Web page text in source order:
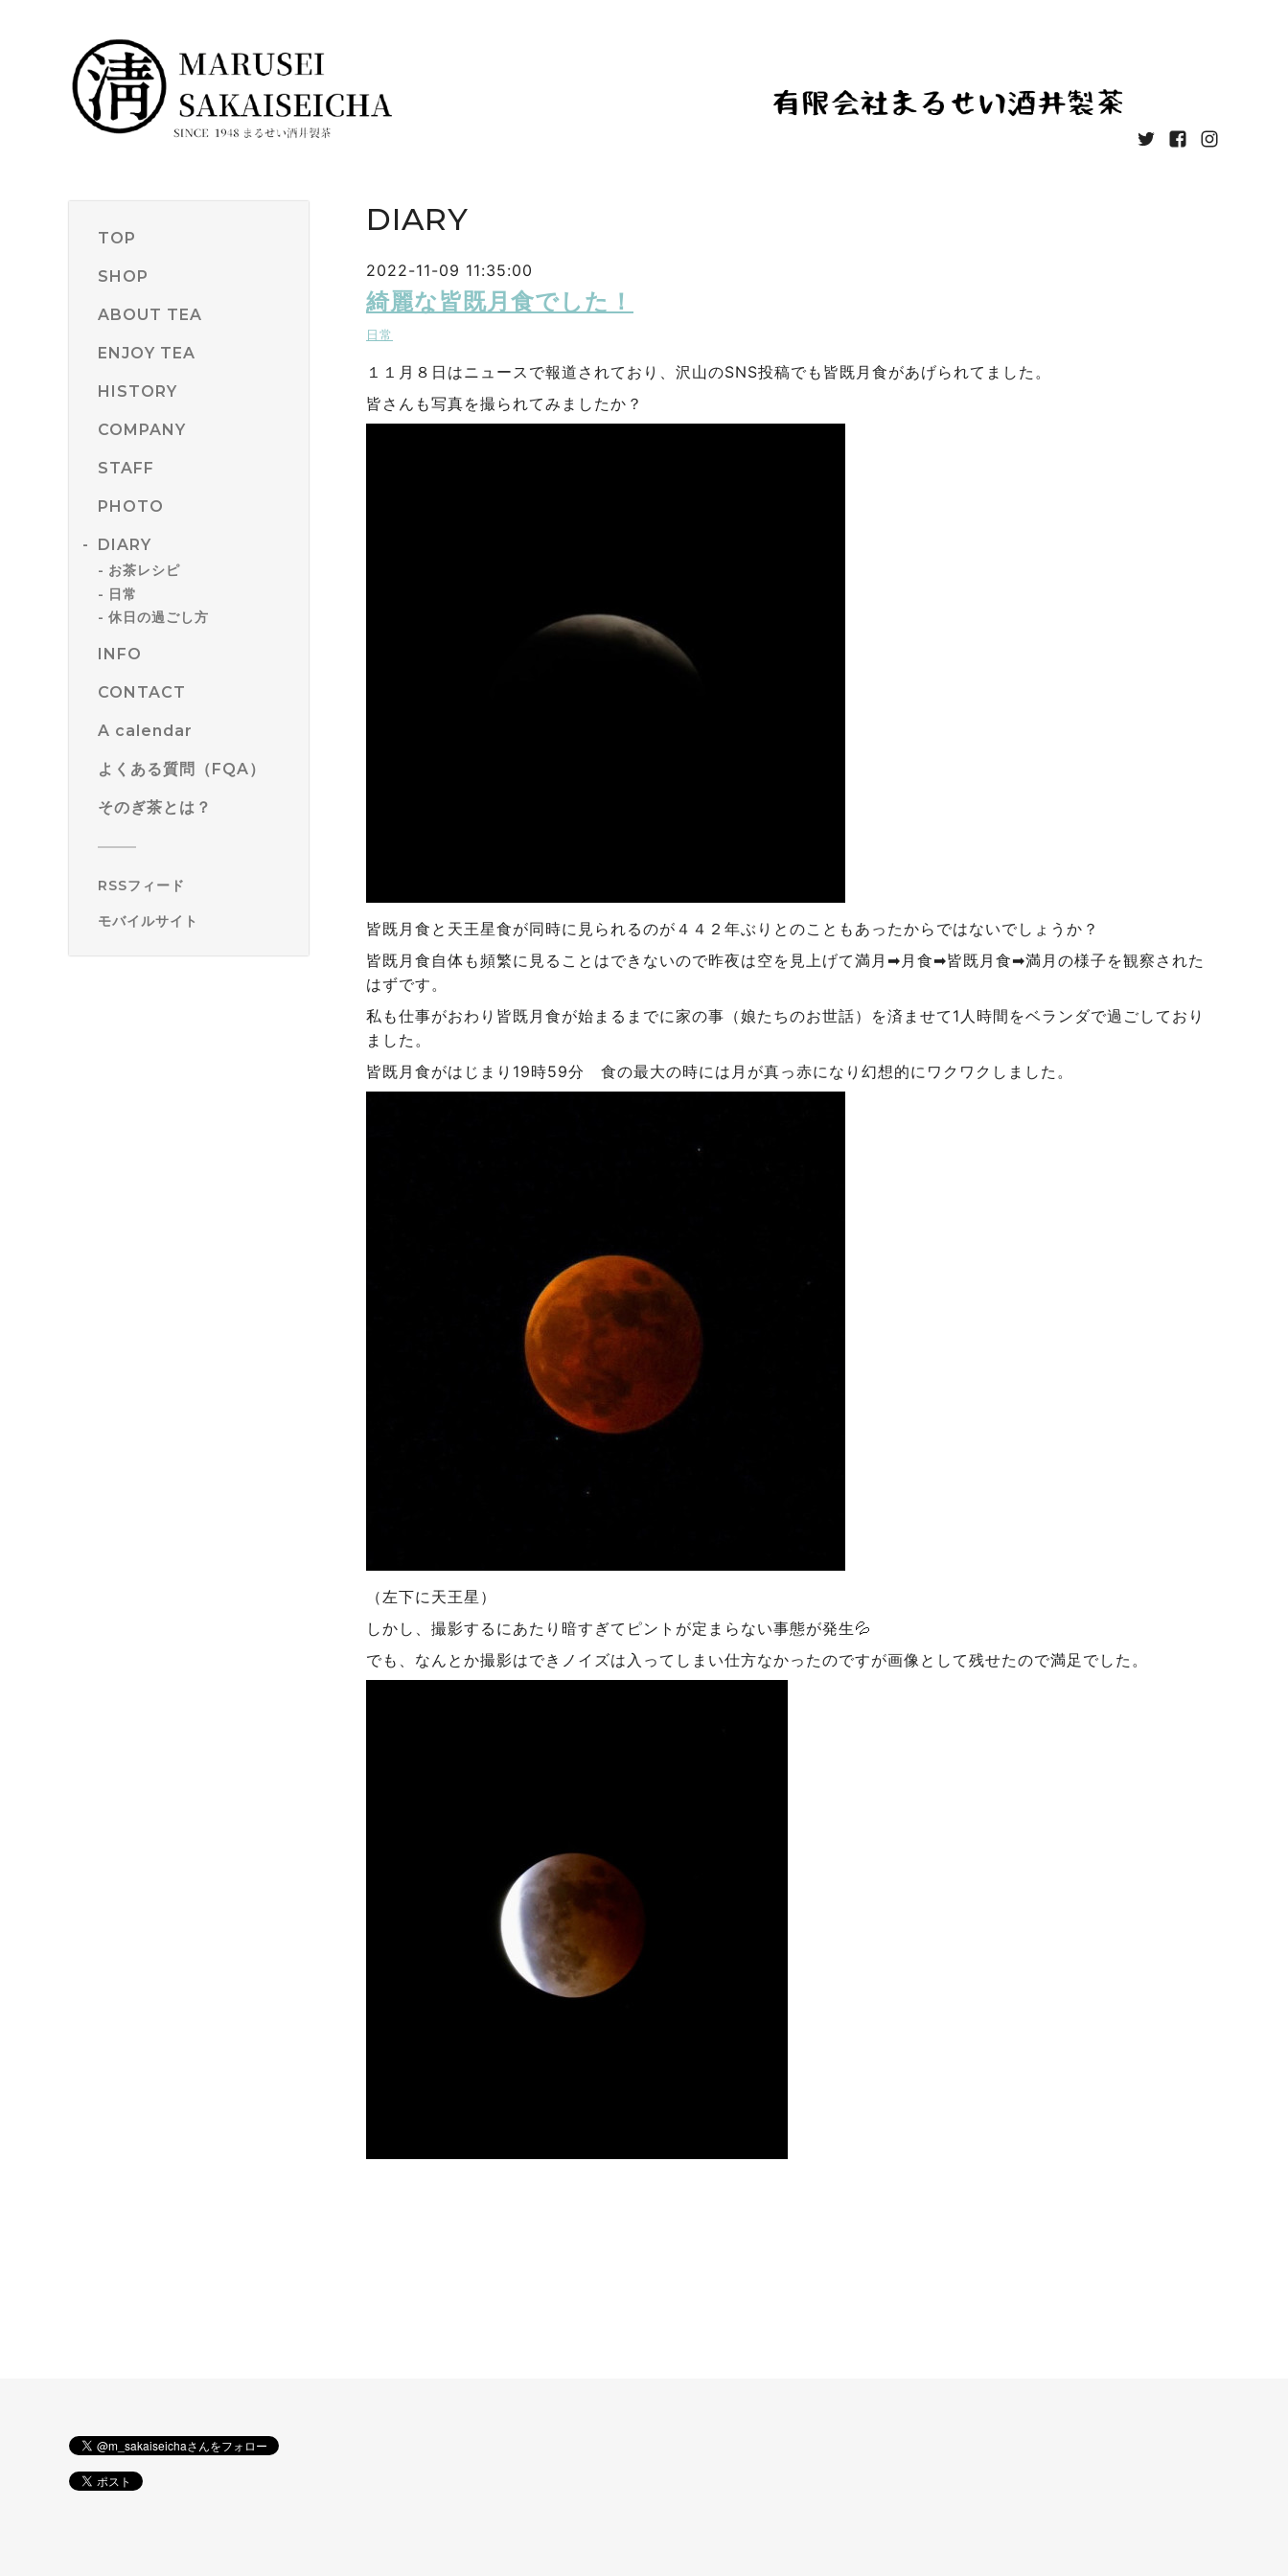
TOP
SHOP
ABOUT TEA
ENJOY TEA
HISTORY
COMPANY
STAFF
PHOTO
DIARY
お茶レシピ
日常
休日の過ごし方
INFO
CONTACT
A calendar
よくある質問（FQA）
そのぎ茶とは？
RSSフィード
モバイルサイト
DIARY
2022-11-09 11:35:00
綺麗な皆既月食でした！
日常
１１月８日はニュースで報道されており、沢山のSNS投稿でも皆既月食があげられてました。
皆さんも写真を撮られてみましたか？
皆既月食と天王星食が同時に見られるのが４４２年ぶりとのこともあったからではないでしょうか？
皆既月食自体も頻繁に見ることはできないので昨夜は空を見上げて満月➡月食➡皆既月食➡満月の様子を観察された
はずです。
私も仕事がおわり皆既月食が始まるまでに家の事（娘たちのお世話）を済ませて1人時間をベランダで過ごしており
ました。
皆既月食がはじまり19時59分 食の最大の時には月が真っ赤になり幻想的にワクワクしました。
（左下に天王星）
しかし、撮影するにあたり暗すぎてピントが定まらない事態が発生💦
でも、なんとか撮影はできノイズは入ってしまい仕方なかったのですが画像として残せたので満足でした。